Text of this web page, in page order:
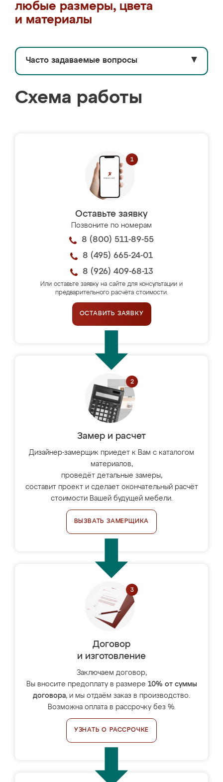
любые размеры, цвета
и материалы
Часто задаваемые вопросы ▼
Схема работы
Оставьте заявку
Позвоните по номерам
8 (800) 511-89-55
8 (495) 665-24-01
8 (926) 409-68-13
Или оставьте заявку на сайте для консультации и
предварительного расчёта стоимости.
ОСТАВИТЬ ЗАЯВКУ
Замер и расчет
Дизайнер-замерщик приедет к Вам с каталогом
материалов,
проведёт детальные замеры,
составит проект и сделает окончательный расчёт
стоимости Вашей будущей мебели.
ВЫЗВАТЬ ЗАМЕРЩИКА
Договор
и изготовление
Заключаем договор,
Вы вносите предоплату в размере 10% от суммы
договора, и мы отдаём заказ в производство.
Возможна оплата в рассрочку без %.
УЗНАТЬ О РАССРОЧКЕ